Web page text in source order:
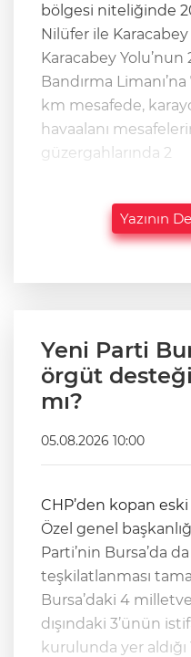
bölgesi niteliğinde
Nilüfer ile Karacabey
Karacabey
Bandırma
km mesafede,
havaalanı
güzergahlarında 2
Yazının
Yeni Parti
örgüt
mı?
05.08.2026 10:00
CHP’den kopan
Özel genel
Parti’nin Bursa’da
teşkilatlanması
Bursa’daki 4
dışındaki 3’ünün
kurulunda yer